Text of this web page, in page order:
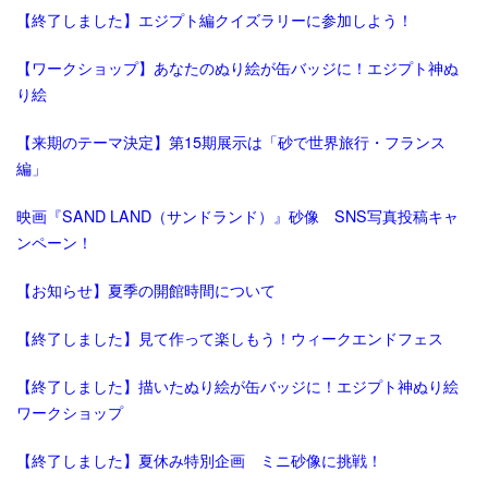
【終了しました】エジプト編クイズラリーに参加しよう！
【ワークショップ】あなたのぬり絵が缶バッジに！エジプト神ぬ
り絵
【来期のテーマ決定】第15期展示は「砂で世界旅行・フランス
編」
映画『SAND LAND（サンドランド）』砂像 SNS写真投稿キャ
ンペーン！
【お知らせ】夏季の開館時間について
【終了しました】見て作って楽しもう！ウィークエンドフェス
【終了しました】描いたぬり絵が缶バッジに！エジプト神ぬり絵
ワークショップ
【終了しました】夏休み特別企画 ミニ砂像に挑戦！